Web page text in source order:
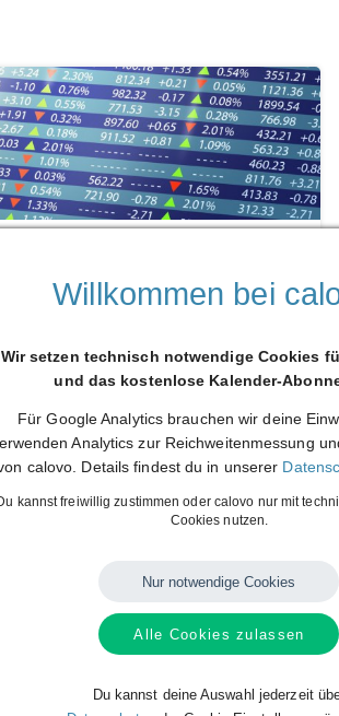
Medical Care AG & Co. KGaA
Weiterleiten
Sprache:
Willkommen bei
Wir setzen technisch notwendige Cookies
und das kostenlose Kalender-
Für Google Analytics brauchen wir deine
Analytics zur Reichweitenmessung
calovo. Details findest du in unserer
kannst freiwillig zustimmen oder calovo nur mit
Cookies nutzen.
Nur notwendige Cookies
Alle Cookies zulassen
Du kannst deine Auswahl jederzeit